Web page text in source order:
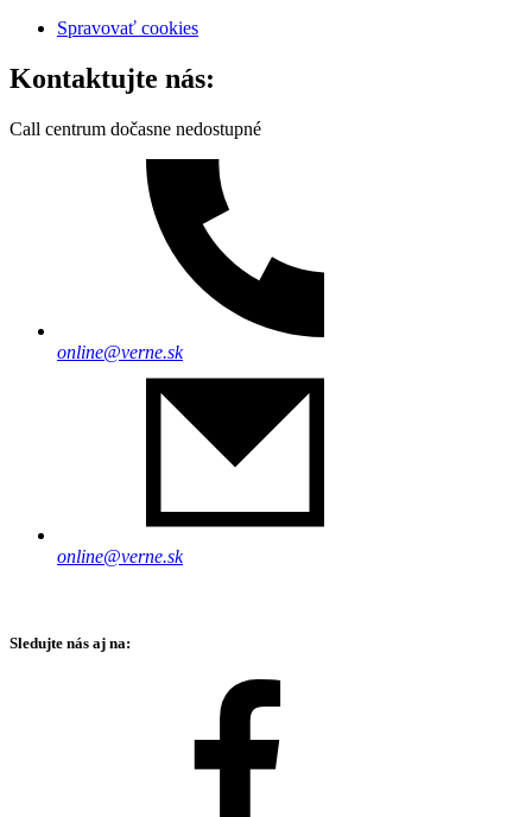
Spravovať cookies
Kontaktujte nás:
Call centrum dočasne nedostupné
online@verne.sk
online@verne.sk
Sledujte nás aj na: